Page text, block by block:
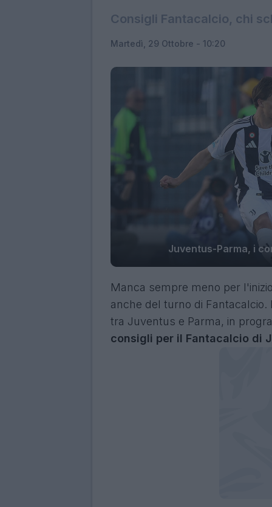
Consigli Fantacalcio, chi
Martedì, 29 Ottobre - 10:20
Juventus-Parma, i
Manca sempre meno per
anche del turno di
tra Juventus e Parma, in
consigli per il Fantacalcio di